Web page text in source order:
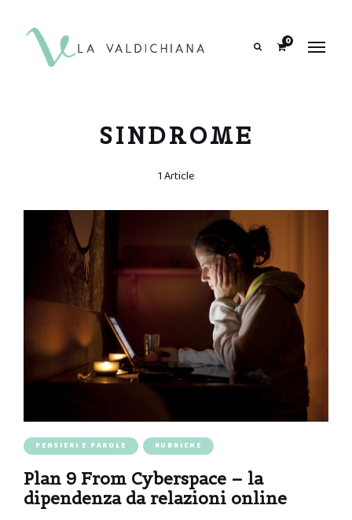
0
SINDROME
1 Article
PENSIERI E PAROLE RUBRICHE
Plan 9 From Cyberspace – la
dipendenza da relazioni online